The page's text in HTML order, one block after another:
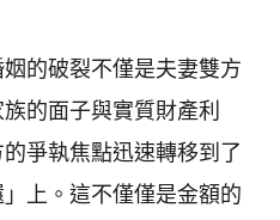
的破裂不僅是夫妻雙方
的面子與實質財產利
爭執焦點迅速轉移到了
」上。這不僅僅是金額的